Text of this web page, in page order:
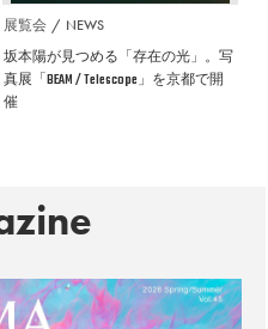
展覧会 NEWS
坂本陽が見つめる「存在の光」。写
真展「BEAM / Telescope」を京都で開
催